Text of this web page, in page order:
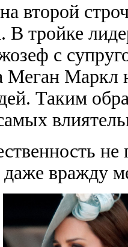
второй
В тройке
с
Меган Маркл
Таким
даже